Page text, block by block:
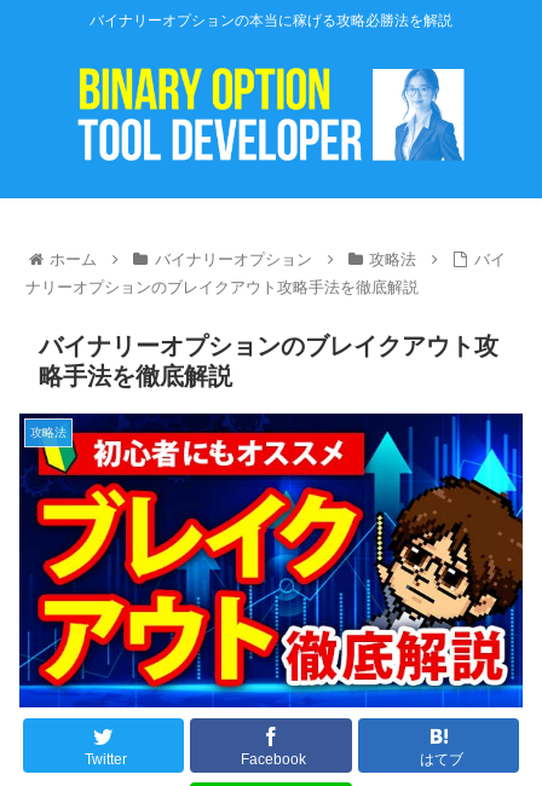
バイナリーオプションの本当に稼げる攻略必勝法を解説
ホーム バイナリーオプション 攻略法
バイ
ナリーオプションのブレイクアウト攻略手法を徹底解説
バイナリーオプションのブレイクアウト攻
略手法を徹底解説
攻略法
Twitter Facebook はてブ